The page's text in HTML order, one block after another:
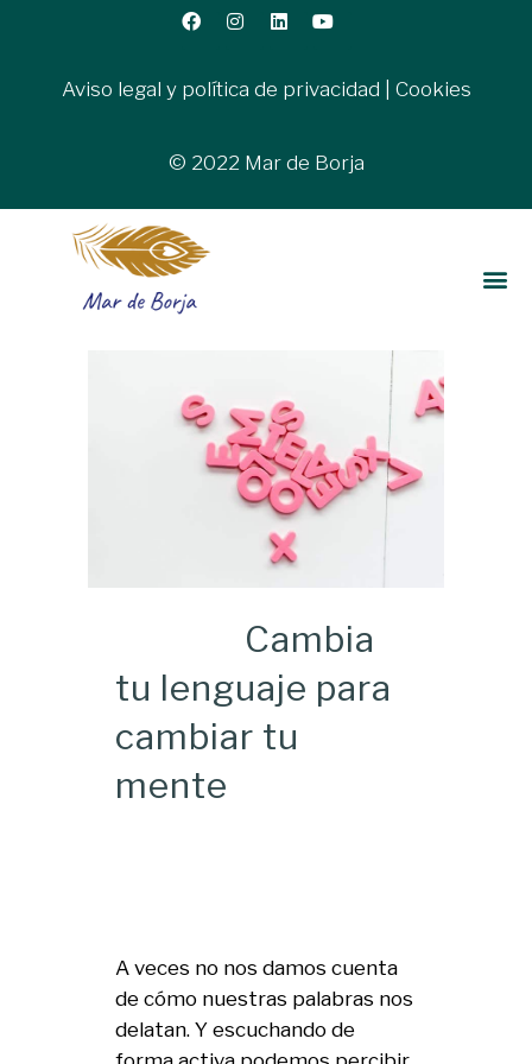
Aviso legal y política de privacidad Cookies
© 2022 Mar de Borja
Cambia
tu lenguaje para
cambiar tu
mente
A veces no nos damos cuenta
de cómo nuestras palabras nos
delatan. Y escuchando de